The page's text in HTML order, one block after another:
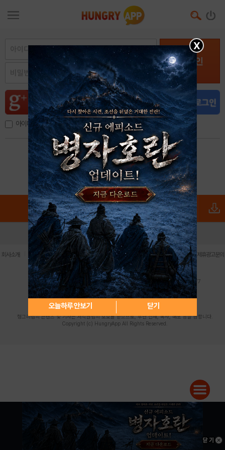
로그인
아이디, 이메일 저장
아이디 / 비밀번호 찾기 회원가입
X
오늘하루 안보기 닫기
로그인 PC버전 전체앱
회사소개 이용약관 | 개인정보 처리방침 | 청소년 보호정책 | 불법촬영물 신고센터 | 제휴광고문의
사업자등록번호:119-86-61101 (주)스마트나우 대표이사:송현두
주소: 서울시 금천구 가산디지털1로 171 연락처:063-284-8635 팩스:02-6265-0377
청소년보호책임자:김동욱desk@hungryapp.co.kr
등록번호:서울아02322 | 등록일자:2016년4월25일
발행인:(주)스마트나우 송현두 | 편집인:김동욱
헝그리앱의 콘텐츠 및 기사는 저작권법의 보호를 받으므로, 무단 전재, 복사, 배포 등을 금합니다.
Copyright (c) HungryApp All Rights Reserved.